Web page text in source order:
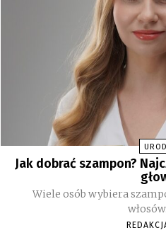
Jak dobrać szampon?
Wiele osób wybiera